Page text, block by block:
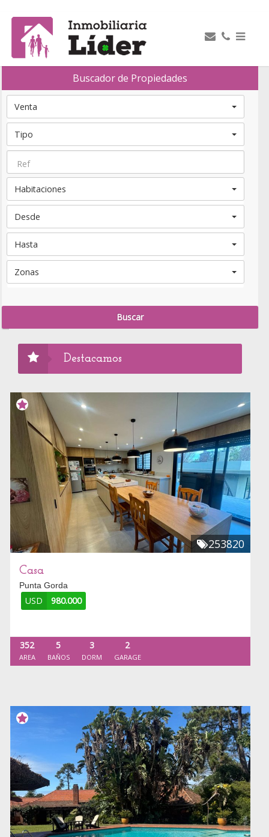
Buscador de Propiedades
Venta
Tipo
Habitaciones
Desde
Hasta
Zonas
Destacamos
253820
Casa
Punta Gorda
USD 980.000
352
AREA
5
BAÑOS
3
DORM
2
GARAGE